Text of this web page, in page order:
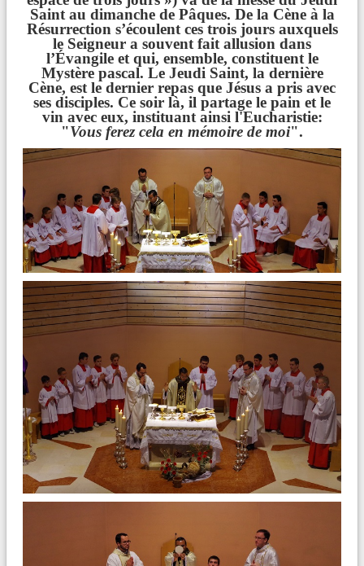
Saint au dimanche de Pâques. De la Cène à la
Résurrection s’écoulent ces trois jours auxquels
le Seigneur a souvent fait allusion dans
l’Évangile et qui, ensemble, constituent le
Mystère pascal. Le Jeudi Saint, la dernière
Cène, est le dernier repas que Jésus a pris avec
ses disciples. Ce soir là, il partage le pain et le
vin avec eux, instituant ainsi l'Eucharistie:
"Vous ferez cela en mémoire de moi".